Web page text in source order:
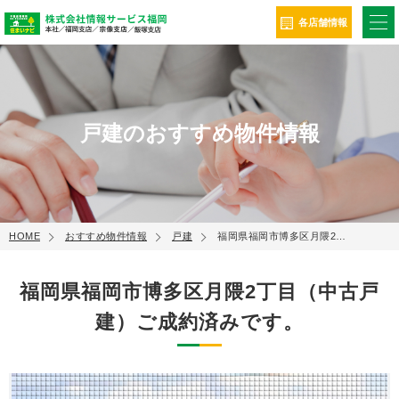
各店舗情報
戸建のおすすめ物件情報
HOME おすすめ物件情報 戸建 福岡県福岡市博多区月隈2…
福岡県福岡市博多区月隈2丁目（中古戸
建）ご成約済みです。